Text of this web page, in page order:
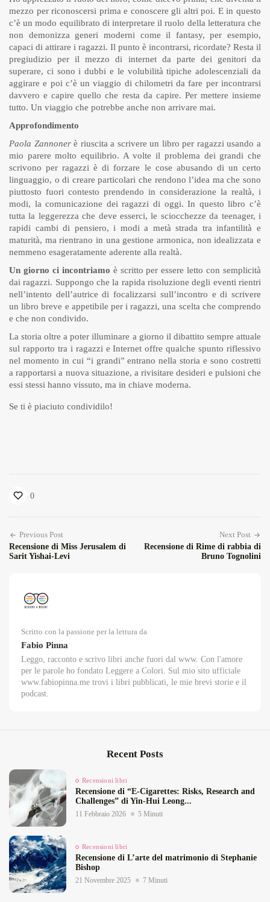
mezzo per riconoscersi prima e conoscere gli altri poi. E in questo
c’è un modo equilibrato di interpretare il ruolo della letteratura che
non demonizza generi moderni come il fantasy, per esempio,
capaci di attirare i ragazzi. Il punto è incontrarsi, ricordate? Resta il
pregiudizio per il mezzo di internet da parte dei genitori da
superare, ci sono i dubbi e le volubilità tipiche adolescenziali da
aggirare e poi c’è un viaggio di chilometri da fare per incontrarsi
davvero e capire quello che resta da capire. Per mettere insieme
tutto. Un viaggio che potrebbe anche non arrivare mai.
Approfondimento
Paola Zannonerè riuscita a scrivere un libro per ragazzi usando a
mio parere molto equilibrio. A volte il problema dei grandi che
scrivono per ragazzi è di forzare le cose abusando di un certo
linguaggio, o di creare particolari che rendono l’idea ma che sono
piuttosto fuori contesto prendendo in considerazione la realtà, i
modi, la comunicazione dei ragazzi di oggi. In questo libro c’è
tutta la leggerezza che deve esserci, le sciocchezze da teenager, i
rapidi cambi di pensiero, i modi a metà strada tra infantilità e
maturità, ma rientrano in una gestione armonica, non idealizzata e
nemmeno esageratamente aderente alla realtà.
Un giorno ci incontriamo è scritto per essere letto con semplicità
dai ragazzi. Suppongo che la rapida risoluzione degli eventi rientri
nell’intento dell’autrice di focalizzarsi sull’incontro e di scrivere
un libro breve e appetibile per i ragazzi, una scelta che comprendo
e che non condivido.
La storia oltre a poter illuminare a giorno il dibattito sempre attuale
sul rapporto tra i ragazzi e Internet offre qualche spunto riflessivo
nel momento in cui “i grandi” entrano nella storia e sono costretti
a rapportarsi a nuova situazione, a rivisitare desideri e pulsioni che
essi stessi hanno vissuto, ma in chiave moderna.
Se ti è piaciuto condividilo!
0
Previous Post
Recensione di Miss Jerusalem di
Sarit Yishai-Levi
Next Post
Recensione di Rime di rabbia di
Bruno Tognolini
Scritto con la passione per la lettura da
Fabio Pinna
Leggo, racconto e scrivo libri anche fuori dal www. Con l'amore
per le parole ho fondato Leggere a Colori. Sul mio sito ufficiale
www.fabiopinna.me trovi i libri pubblicati, le mie brevi storie e il
podcast.
Recent Posts
Recensioni libri
Recensione di “E‑Cigarettes: Risks, Research and
Challenges” di Yin‑Hui Leong...
11 Febbraio 2026 5 Minuti
Recensioni libri
Recensione di L’arte del matrimonio di Stephanie
Bishop
21 Novembre 2025 7 Minuti